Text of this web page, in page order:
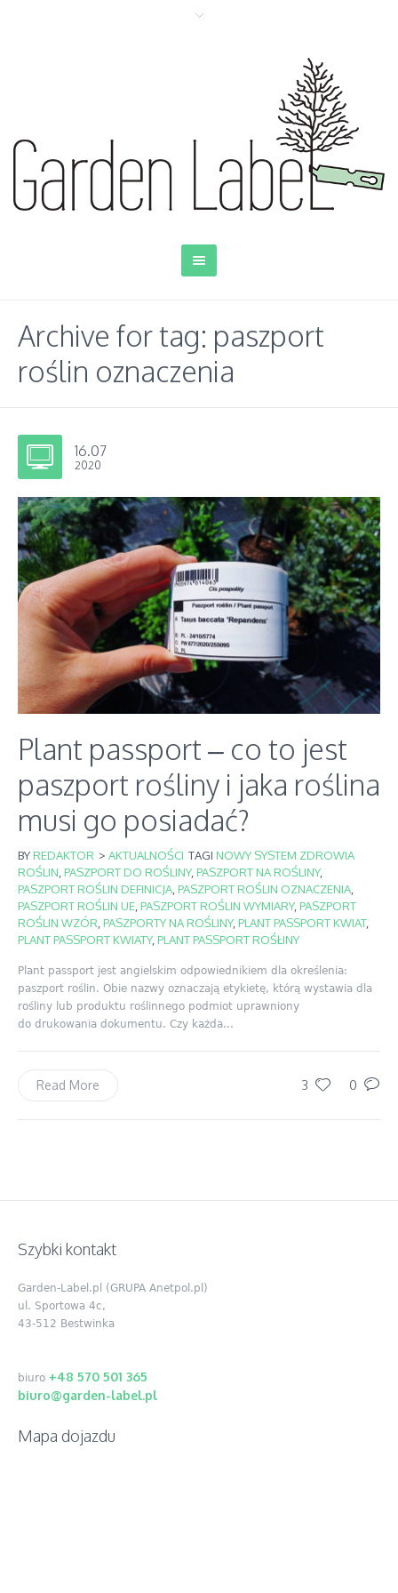
Archive for tag: paszport
roślin oznaczenia
16.07
2020
Plant passport – co to jest
paszport rośliny i jaka roślina
musi go posiadać?
BYREDAKTOR > AKTUALNOŚCI TAGI NOWY SYSTEM ZDROWIA
ROŚLIN PASZPORT DO ROŚLINY, PASZPORT NA ROŚLINY,
PASZPORT ROŚLIN DEFINICJA PASZPORT ROŚLIN OZNACZENIA
PASZPORT ROŚLIN UE PASZPORT ROŚLIN WYMIARY, PASZPORT
ROŚLIN WZÓR PASZPORTY NA ROŚLINY, PLANT PASSPORT KWIAT,
PLANT PASSPORT KWIATY, PLANT PASSPORT ROŚŁINY
Plant passport jest angielskim odpowiednikiem dla określenia:
paszport roślin. Obie nazwy oznaczają etykietę, którą wystawia dla
rośliny lub produktu roślinnego podmiot uprawniony
do drukowania dokumentu. Czy każda...
3 0
Read More
Szybki kontakt
Garden-Label.pl (GRUPA Anetpol.pl)
ul. Sportowa 4c,
43-512 Bestwinka
biuro +48 570 501 365
biuro@garden-label.pl
Mapa dojazdu